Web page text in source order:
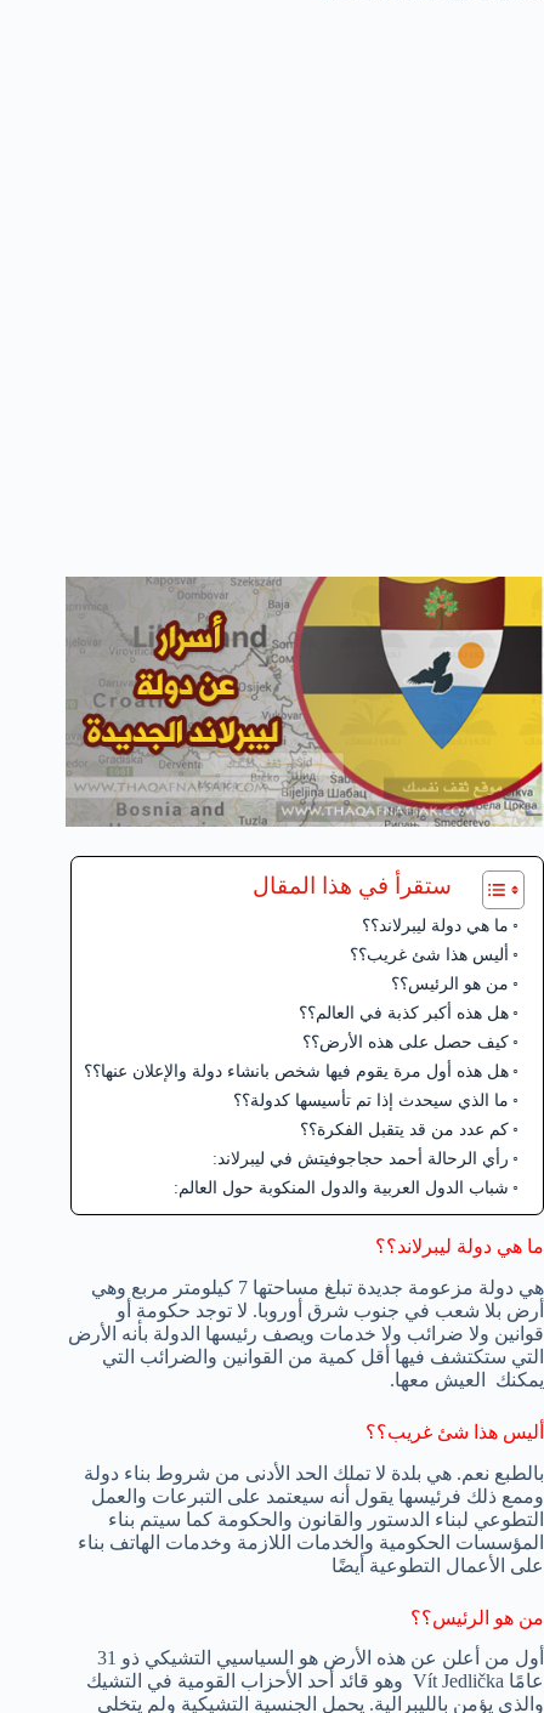
ستقرأ في هذا المقال
ما هي دولة ليبرلاند؟؟
أليس هذا شئ غريب؟؟
من هو الرئيس؟؟
هل هذه أكبر كذبة في العالم؟؟
كيف حصل على هذه الأرض؟؟
هل هذه أول مرة يقوم فيها شخص بانشاء دولة والإعلان عنها؟؟
ما الذي سيحدث إذا تم تأسيسها كدولة؟؟
كم عدد من قد يتقبل الفكرة؟؟
رأي الرحالة أحمد حجاجوفيتش في ليبرلاند:
شباب الدول العربية والدول المنكوبة حول العالم:
ما هي دولة ليبرلاند؟؟
هي دولة مزعومة جديدة تبلغ مساحتها 7 كيلومتر مربع وهي
أرض بلا شعب في جنوب شرق أوروبا. لا توجد حكومة أو
قوانين ولا ضرائب ولا خدمات ويصف رئيسها الدولة بأنه الأرض
التي ستكتشف فيها أقل كمية من القوانين والضرائب التي
يمكنك العيش معها.
أليس هذا شئ غريب؟؟
بالطبع نعم. هي بلدة لا تملك الحد الأدنى من شروط بناء دولة
وممع ذلك فرئيسها يقول أنه سيعتمد على التبرعات والعمل
التطوعي لبناء الدستور والقانون والحكومة كما سيتم بناء
المؤسسات الحكومية والخدمات اللازمة وخدمات الهاتف بناء
على الأعمال التطوعية أيضًا
من هو الرئيس؟؟
أول من أعلن عن هذه الأرض هو السياسيي التشيكي ذو 31
عامًا Vít Jedlička وهو قائد أحد الأحزاب القومية في التشيك
والذي يؤمن بالليبرالية. يحمل الجنسية التشيكية ولم يتخلى